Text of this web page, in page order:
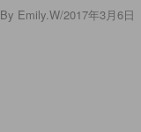
By Emily.W/2017年3月6日